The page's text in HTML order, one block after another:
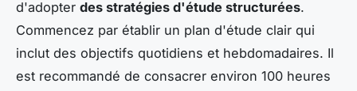
d'adopter des stratégies d'étude structurées.
Commencez par établir un plan d'étude clair qui
inclut des objectifs quotidiens et hebdomadaires. Il
est recommandé de consacrer environ 100 heures